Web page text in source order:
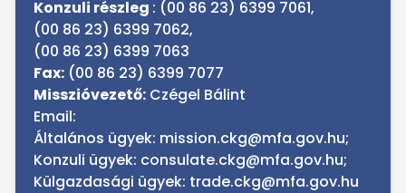
Konzuli részleg : (00 86 23) 6399 7061,
(00 86 23) 6399 7062,
(00 86 23) 6399 7063
Fax: (00 86 23) 6399 7077
Misszióvezető: Czégel Bálint
Email:
Általános ügyek: mission.ckg@mfa.gov.hu;
Konzuli ügyek: consulate.ckg@mfa.gov.hu;
Külgazdasági ügyek: trade.ckg@mfa.gov.hu